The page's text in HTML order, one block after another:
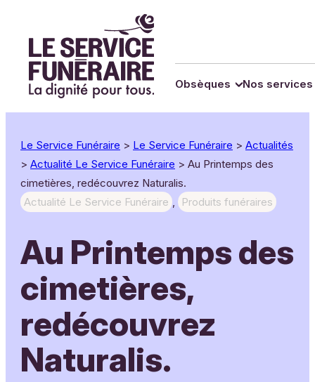
contenu
Obsèques Nos services
Le Service Funéraire > Le Service Funéraire > Actualités
> Actualité Le Service Funéraire > Au Printemps des
cimetières, redécouvrez Naturalis.
Actualité Le Service Funéraire , Produits funéraires
Au Printemps des
cimetières,
redécouvrez
Naturalis.